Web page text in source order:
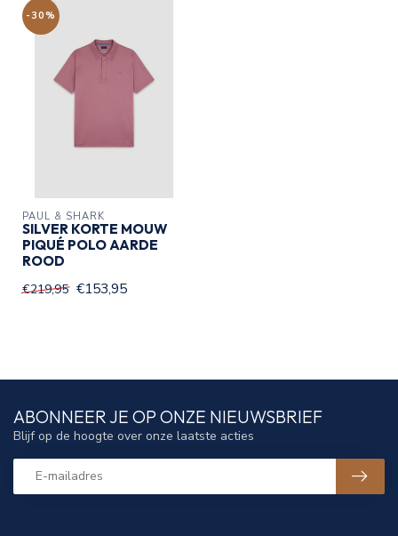
-30%
PAUL & SHARK
SILVER KORTE MOUW
PIQUÉ POLO AARDE
ROOD
€219,95 €153,95
ABONNEER JE OP ONZE NIEUWSBRIEF
Blijf op de hoogte over onze laatste acties